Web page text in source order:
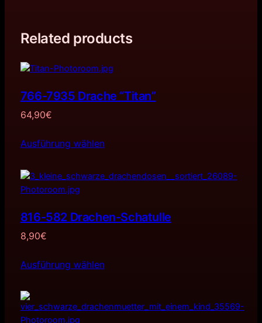
Related products
766-7935 Drache “Titan”
64,90€
Ausführung wählen
816-582 Drachen-Schatulle
8,90€
Ausführung wählen